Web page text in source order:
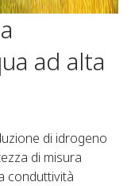
ad alta
di idrogeno
di misura
conduttività